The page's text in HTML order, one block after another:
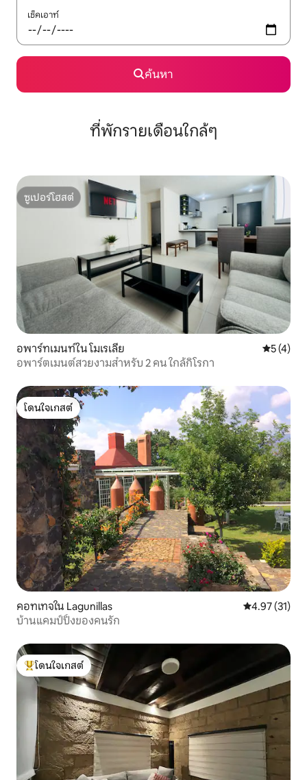
เช็คเอาท์
ค้นหา
ที่พักรายเดือนใกล้ๆ
ซูเปอร์โฮสต์
ซูเปอร์โฮสต์
อพาร์ทเมนท์ใน โมเรเลีย คะแนนเฉ
5 (4)
อพาร์ตเมนต์สวยงามสำหรับ 2 คน ใกล้กิโรกา
โดนใจเกสต์
โดนใจเกสต์
คอทเทจใน Lagunillas คะแนนเฉลี่ย
4.97 (31)
บ้านแคมป์ปิ้งของคนรัก
โดนใจเกสต์ที่สุด
โดนใจเกสต์